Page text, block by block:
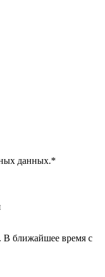
данных.*
В ближайшее время с